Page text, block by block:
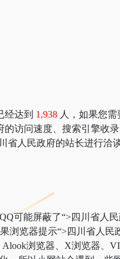
经达到 1,938 人，如果您需
访问速度、搜索引擎收
人民政府的站长进行洽
可能屏蔽了“>四川省人
浏览器提示“>四川省人
浏览器、X浏览器、